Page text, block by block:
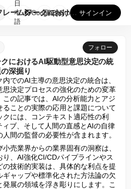
アジャイルフレームワークにおけるAI駆動型意思決定の統合：実...
日
本
語
GooglePlay
AppStore サインイン
フォロー
におけるAI駆動型意思決定の統
深掘り
でのAI主導の意思決定の統合は、
思決定プロセスの強化のための変革
の記事では、AIの分析能力とアジ
ることの実際の応用と課題について
には、コンテキスト適応性の利
ブ、そして人間の直感とAIの自律
間の監督の必要性が含まれます。
売業界からの業界固有の洞察は、
、AI強化CI/CDパイプラインやス
の技術的実装は、具体的な利点を提
ャップや標準化された方法論の欠
展の領域を浮き彫りにします。こ